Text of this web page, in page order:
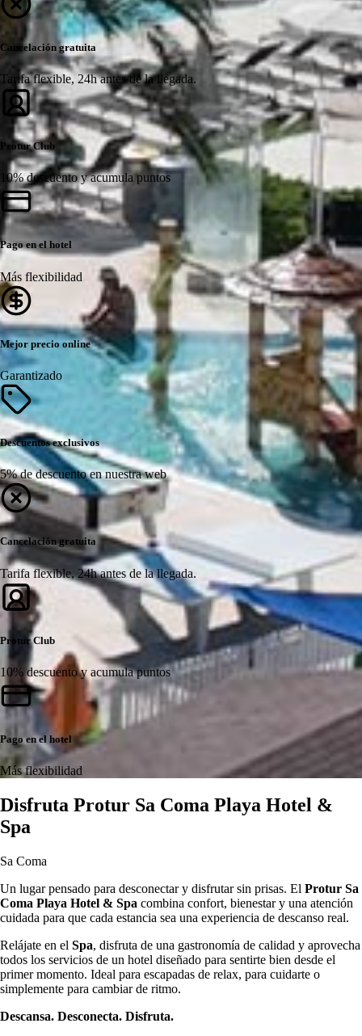
Cancelación gratuita
Tarifa flexible, 24h antes de la llegada.
Protur Club
10% descuento y acumula puntos
Pago en el hotel
Más flexibilidad
Mejor precio online
Garantizado
Descuentos exclusivos
5% de descuento en nuestra web
Cancelación gratuita
Tarifa flexible, 24h antes de la llegada.
Protur Club
10% descuento y acumula puntos
Pago en el hotel
Más flexibilidad
Disfruta Protur Sa Coma Playa Hotel &
Spa
Sa Coma
Un lugar pensado para desconectar y disfrutar sin prisas. El Protur Sa
Coma Playa Hotel & Spa combina confort, bienestar y una atención
cuidada para que cada estancia sea una experiencia de descanso real.
Relájate en el Spa, disfruta de una gastronomía de calidad y aprovecha
todos los servicios de un hotel diseñado para sentirte bien desde el
primer momento. Ideal para escapadas de relax, para cuidarte o
simplemente para cambiar de ritmo.
Descansa. Desconecta. Disfruta.